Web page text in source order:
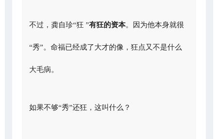
不过，龚自珍“狂 ”有狂的资本。因为他本身就很
“秀”。命福已经成了大才的像，狂点又不是什么
大毛病。
如果不够“秀”还狂，这叫什么？